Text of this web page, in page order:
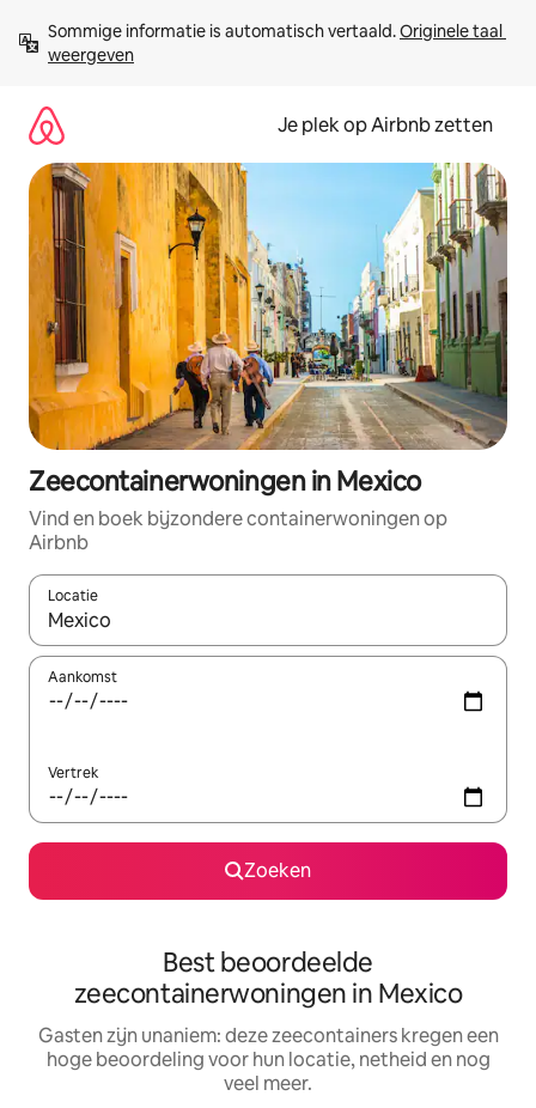
direct
naar
Sommige informatie is automatisch vertaald. Originele taal
weergeven
Je plek op Airbnb zetten
Zeecontainerwoningen in Mexico
Vind en boek bijzondere containerwoningen op
Airbnb
Locatie
Wanneer er resultaten beschikbaar zijn, maak je een keuze
Aankomst
Vertrek
Zoeken
Best beoordeelde
zeecontainerwoningen in Mexico
Gasten zijn unaniem: deze zeecontainers kregen een
hoge beoordeling voor hun locatie, netheid en nog
veel meer.